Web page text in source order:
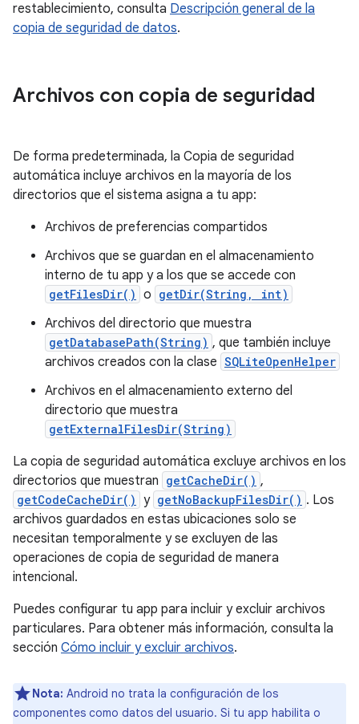
restablecimiento, consulta Descripción general de la
copia de seguridad de datos.
Archivos con copia de seguridad
De forma predeterminada, la Copia de seguridad
automática incluye archivos en la mayoría de los
directorios que el sistema asigna a tu app:
Archivos de preferencias compartidos
Archivos que se guardan en el almacenamiento
interno de tu app y a los que se accede con
getFilesDir() o getDir(String, int)
Archivos del directorio que muestra
getDatabasePath(String) , que también incluye
archivos creados con la clase SQLiteOpenHelper
Archivos en el almacenamiento externo del
directorio que muestra
getExternalFilesDir(String)
La copia de seguridad automática excluye archivos en los
directorios que muestran getCacheDir() ,
getCodeCacheDir() y getNoBackupFilesDir() . Los
archivos guardados en estas ubicaciones solo se
necesitan temporalmente y se excluyen de las
operaciones de copia de seguridad de manera
intencional.
Puedes configurar tu app para incluir y excluir archivos
particulares. Para obtener más información, consulta la
sección Cómo incluir y excluir archivos.
Nota: Android no trata la configuración de los
componentes como datos del usuario. Si tu app habilita o